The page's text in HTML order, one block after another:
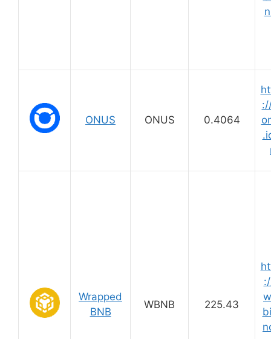
ONUS ONUS 0.4064
Wrapped
BNB
WBNB 225.43